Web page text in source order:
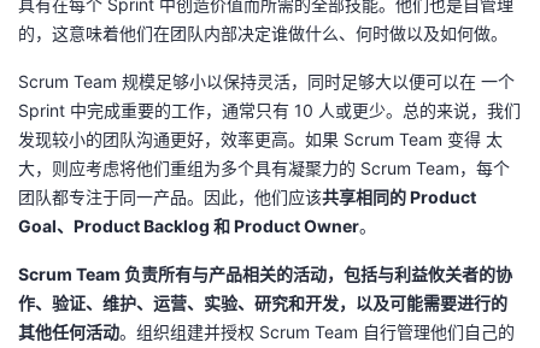
的，这意味着他们在团队内部决定谁做什么、何时做以及如何做。
Scrum Team 规模足够小以保持灵活，同时足够大以便可以在 一个
Sprint 中完成重要的工作，通常只有 10 人或更少。总的来说，我们
发现较小的团队沟通更好，效率更高。如果 Scrum Team 变得 太
大，则应考虑将他们重组为多个具有凝聚力的 Scrum Team，每个
团队都专注于同一产品。因此，他们应该共享相同的 Product
Goal、Product Backlog 和 Product Owner。
Scrum Team 负责所有与产品相关的活动，包括与利益攸关者的协
作、验证、维护、运营、实验、研究和开发，以及可能需要进行的
其他任何活动。组织组建并授权 Scrum Team 自行管理他们自己的